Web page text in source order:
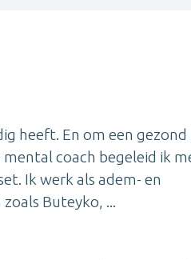
heeft. En om een
coach begeleid ik
Ik werk als adem- en
Buteyko, ...